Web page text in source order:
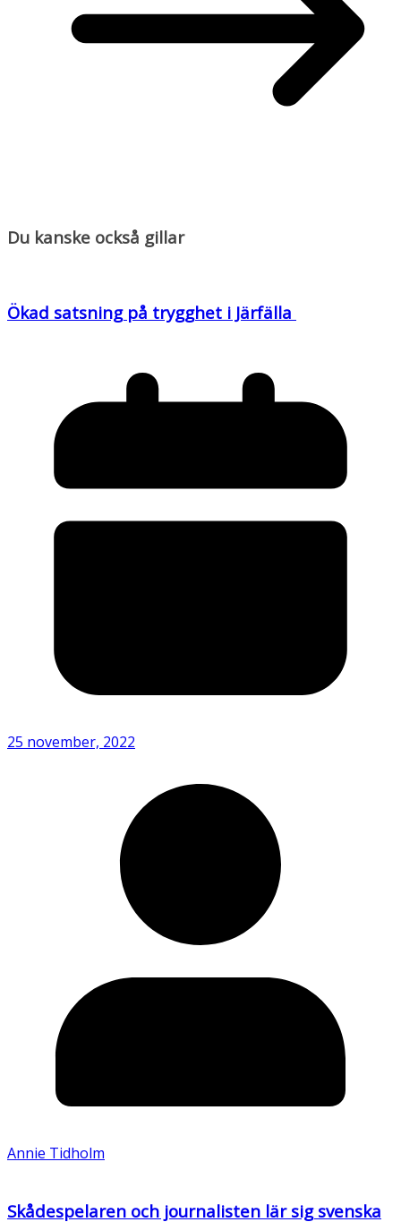
Du kanske också gillar
Ökad satsning på trygghet i Järfälla
25 november, 2022
Annie Tidholm
Skådespelaren och journalisten lär sig svenska